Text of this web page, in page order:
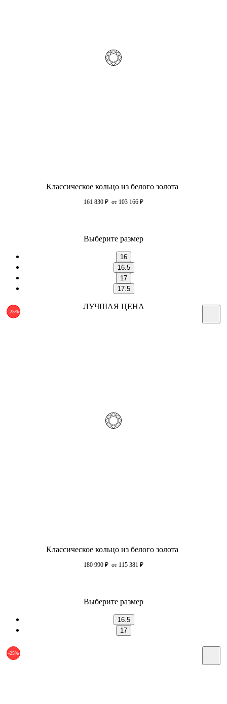
Классическое кольцо из белого золота
161 830 ₽ от 103 166 ₽
Выберите размер
16
16.5
17
17.5
-25%
ЛУЧШАЯ ЦЕНА
Классическое кольцо из белого золота
180 990 ₽ от 115 381 ₽
Выберите размер
16.5
17
-25%